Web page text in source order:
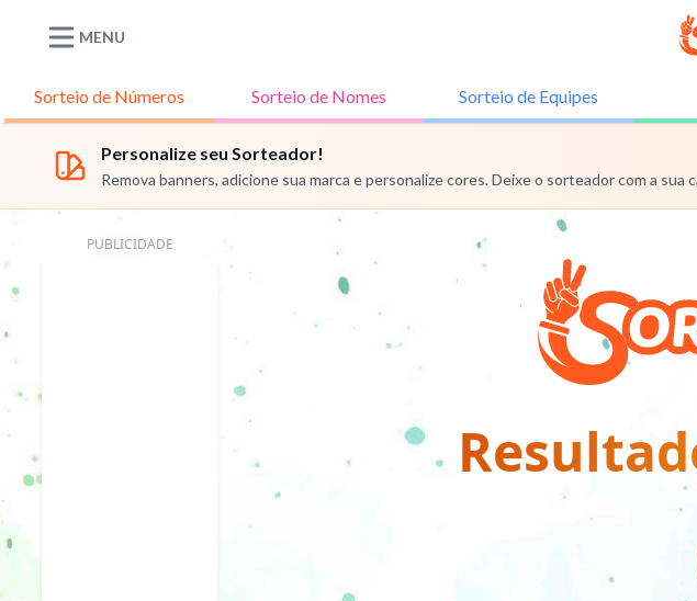
MENU
Sorteio deNúmeros Sorteio deNomes Sorteio deEquipes
Personalize seu Sorteador!
Remova banners, adicione sua marca e personalize cores. Deixe o sorteador com a sua
PUBLICIDADE